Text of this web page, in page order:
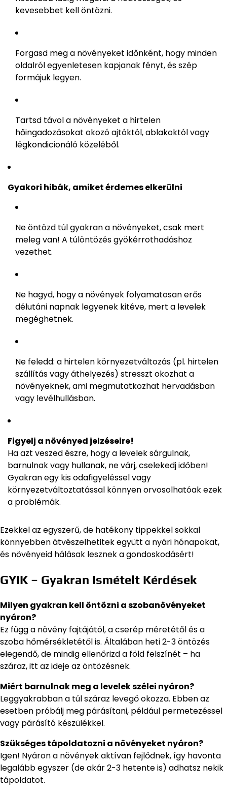
kevesebbet kell öntözni.
Forgasd meg a növényeket időnként, hogy minden
oldalról egyenletesen kapjanak fényt, és szép
formájuk legyen.
Tartsd távol a növényeket a hirtelen
hőingadozásokat okozó ajtóktól, ablakoktól vagy
légkondicionáló közeléből.
Gyakori hibák, amiket érdemes elkerülni
Ne öntözd túl gyakran a növényeket, csak mert
meleg van! A túlöntözés gyökérrothadáshoz
vezethet.
Ne hagyd, hogy a növények folyamatosan erős
délutáni napnak legyenek kitéve, mert a levelek
megéghetnek.
Ne feledd: a hirtelen környezetváltozás (pl. hirtelen
szállítás vagy áthelyezés) stresszt okozhat a
növényeknek, ami megmutatkozhat hervadásban
vagy levélhullásban.
Figyelj a növényed jelzéseire!
Ha azt veszed észre, hogy a levelek sárgulnak,
barnulnak vagy hullanak, ne várj, cselekedj időben!
Gyakran egy kis odafigyeléssel vagy
környezetváltoztatással könnyen orvosolhatóak ezek
a problémák.
Ezekkel az egyszerű, de hatékony tippekkel sokkal
könnyebben átvészelhetitek együtt a nyári hónapokat,
és növényeid hálásak lesznek a gondoskodásért!
GYIK – Gyakran Ismételt Kérdések
Milyen gyakran kell öntözni a szobanövényeket
nyáron?
Ez függ a növény fajtájától, a cserép méretétől és a
szoba hőmérsékletétől is. Általában heti 2-3 öntözés
elegendő, de mindig ellenőrizd a föld felszínét – ha
száraz, itt az ideje az öntözésnek.
Miért barnulnak meg a levelek szélei nyáron?
Leggyakrabban a túl száraz levegő okozza. Ebben az
esetben próbálj meg párásítani, például permetezéssel
vagy párásító készülékkel.
Szükséges tápoldatozni a növényeket nyáron?
Igen! Nyáron a növények aktívan fejlődnek, így havonta
legalább egyszer (de akár 2-3 hetente is) adhatsz nekik
tápoldatot.